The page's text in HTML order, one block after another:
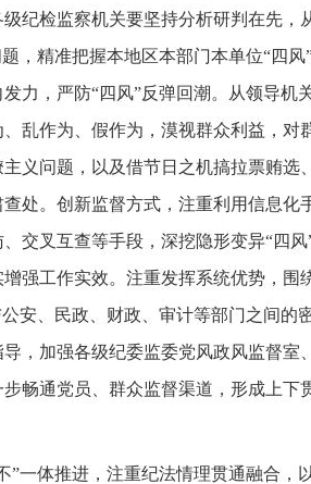
纪检监察机关要坚持分析研判在先，
，精准把握本地区本部门本单位“四风
力，严防“四风”反弹回潮。从领导机
乱作为、假作为，漠视群众利益，对
义问题，以及借节日之机搞拉票贿选
处。创新监督方式，注重利用信息化
交叉互查等手段，深挖隐形变异“四风
强工作实效。注重发挥系统优势，围
安、民政、财政、审计等部门之间的
，加强各级纪委监委党风政风监督室
畅通党员、群众监督渠道，形成上下
”一体推进，注重纪法情理贯通融合，